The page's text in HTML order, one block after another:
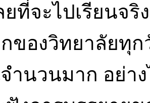
ยที่จะไปเรียนจ
ของวิทยาลัยทุก
ำนวนมาก อย่า